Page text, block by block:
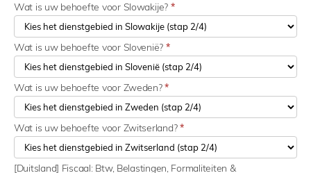
Wat is uw behoefte voor Slowakije? *
Wat is uw behoefte voor Slovenië? *
Wat is uw behoefte voor Zweden?*
Wat is uw behoefte voor Zwitserland?*
[Duitsland] Fiscaal: Btw, Belastingen, Formaliteiten &